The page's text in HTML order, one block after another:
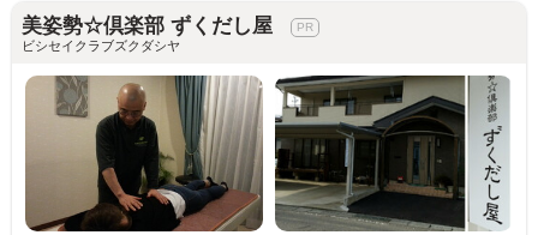
美姿勢☆倶楽部 ずくだし屋
ビシセイクラブズクダシヤ